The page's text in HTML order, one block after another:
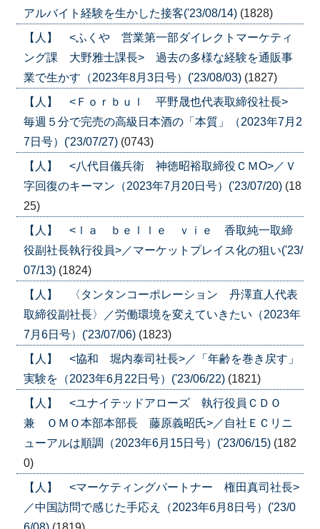
アルバイト経験を生かした接客('23/08/14) (1828)
【人】 <ふくや 営業第一部ダイレクトマーケティ
ング課 大野雅士課長> 過去の多様な経験を通販事
業で生かす（2023年8月3日号）('23/08/03) (1827)
【人】 <Ｆｏｒｂｕｌ 平野晟也代表取締役社長>
毎週５分で完売の高級日本酒の「本質」（2023年7月2
7日号）('23/07/27) (0743)
【人】 <八代目儀兵衛 神徳昭裕取締役ＣＭО>／Ｖ
字回復のキーマン（2023年7月20日号）('23/07/20) (18
25)
【人】 <ｌａ ｂｅｌｌｅ ｖｉｅ 香取純一取締
役副社長執行役員>／マーケットプレイス化の狙い('23/
07/13) (1824)
【人】 〈タンタンコーポレーション 丹澤直人代表
取締役副社長〉／労働環境を変えていきたい（2023年
7月6日号）('23/07/06) (1823)
【人】 <協和 堀内泰司社長>／「年齢を巻き戻す」
実験を（2023年6月22日号）('23/06/22) (1821)
【人】 <ユナイテッドアローズ 執行役員ＣＤＯ
兼 ＯＭＯ本部本部長 藤原義昭氏>／自社ＥＣリニ
ューアルは順調（2023年6月15日号）('23/06/15) (182
0)
【人】 <マーケティングパートナー 権田真司社長>
／中国訪問で感じた手応え（2023年6月8日号）('23/0